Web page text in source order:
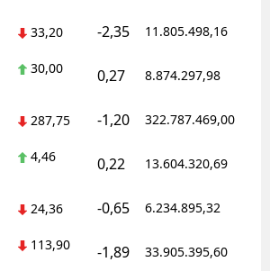
33,20 -2,35 11.805.498,16
30,00 0,27 8.874.297,98
287,75 -1,20 322.787.469,00
4,46 0,22 13.604.320,69
24,36 -0,65 6.234.895,32
113,90 -1,89 33.905.395,60